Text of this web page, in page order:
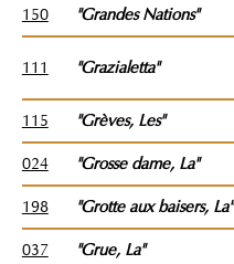
150 "Grandes Nations"
111 "Grazialetta"
115 "Grèves, Les"
024 "Grosse dame, La"
198 "Grotte aux baisers, La"
037 "Grue, La"